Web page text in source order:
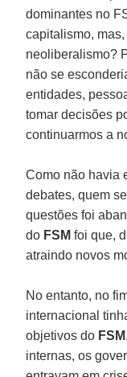
dominantes no
capitalismo,
neoliberalismo?
não se
entidades,
tomar decisões
continuarmos a
Como não havia
debates, quem
questões foi
do FSM foi que,
atraindo novos
No entanto, no
internacional
objetivos do FSM
internas, os